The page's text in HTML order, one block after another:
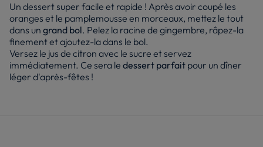
Un dessert super facile et rapide ! Après avoir coupé les
oranges et le pamplemousse en morceaux, mettez le tout
dans un grand bol. Pelez la racine de gingembre, râpez-la
finement et ajoutez-la dans le bol.
Versez le jus de citron avec le sucre et servez
immédiatement. Ce sera le dessert parfait pour un dîner
léger d'après-fêtes !